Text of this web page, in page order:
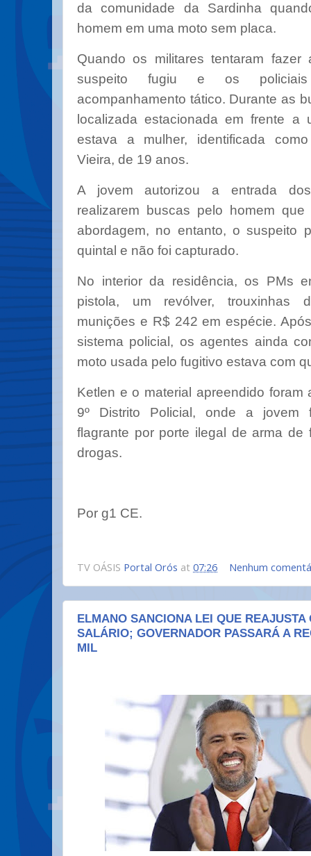
da comunidade da Sardinha
homem em uma moto sem placa.
Quando os militares tentaram fazer
suspeito fugiu e os
acompanhamento tático. Durante as
localizada estacionada em frente a
estava a mulher, identificada
Vieira, de 19 anos.
A jovem autorizou a entrada
realizarem buscas pelo homem
abordagem, no entanto, o suspeito
quintal e não foi capturado.
No interior da residência, os PMs
pistola, um revólver, trouxinhas
munições e R$ 242 em espécie.
sistema policial, os agentes ainda
moto usada pelo fugitivo estava com
Ketlen e o material apreendido foram
9º Distrito Policial, onde a jovem
flagrante por porte ilegal de arma de
drogas.
Por g1 CE.
TV OÁSIS Portal Orós at 07:26 Nenhum
ELMANO SANCIONA LEI QUE REAJUSTA
SALÁRIO; GOVERNADOR PASSARÁ A
MIL